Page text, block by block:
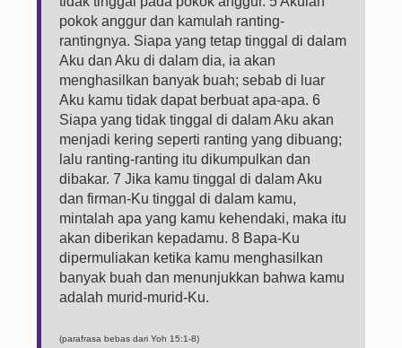
pokok anggur dan kamulah ranting-
rantingnya. Siapa yang tetap tinggal di dalam
Aku dan Aku di dalam dia, ia akan
menghasilkan banyak buah; sebab di luar
Aku kamu tidak dapat berbuat apa-apa. 6
Siapa yang tidak tinggal di dalam Aku akan
menjadi kering seperti ranting yang dibuang;
lalu ranting-ranting itu dikumpulkan dan
dibakar. 7 Jika kamu tinggal di dalam Aku
dan firman-Ku tinggal di dalam kamu,
mintalah apa yang kamu kehendaki, maka itu
akan diberikan kepadamu. 8 Bapa-Ku
dipermuliakan ketika kamu menghasilkan
banyak buah dan menunjukkan bahwa kamu
adalah murid-murid-Ku.
(parafrasa bebas dari Yoh 15:1-8)